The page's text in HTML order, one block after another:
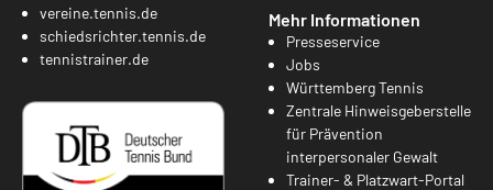
vereine.tennis.de
schiedsrichter.tennis.de
tennistrainer.de
Mehr Informationen
Presseservice
Jobs
Württemberg Tennis
Zentrale Hinweisgeberstelle
für Prävention
interpersonaler Gewalt
Trainer- & Platzwart-Portal